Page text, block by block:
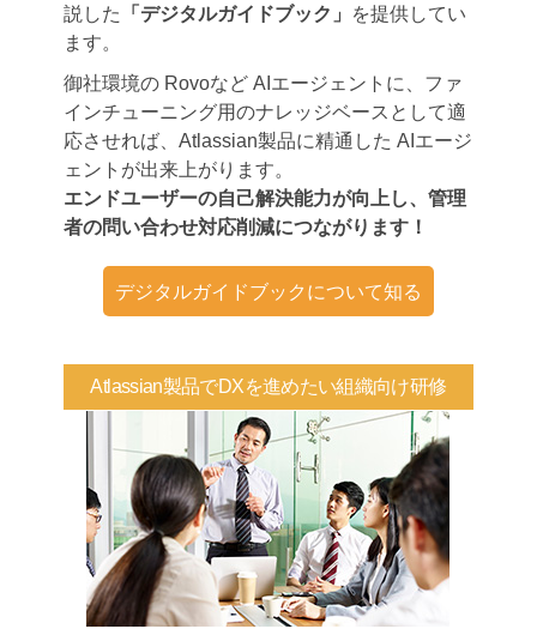
説した
「デジタルガイドブック」 を提供してい
ます。
御社環境の Rovoなど AIエージェントに、ファ
インチューニング用のナレッジベースとして適
応させれば、Atlassian製品に精通した AIエージ
ェントが出来上がります。
エンドユーザーの自己解決能力が向上し、管理
者の問い合わせ対応削減につながります！
デジタルガイドブックについて知る
Atlassian製品でDXを進めたい組織向け研修